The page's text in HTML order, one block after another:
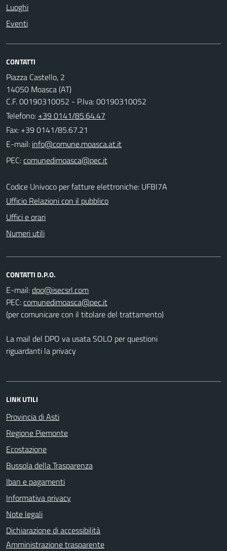
Luoghi
Eventi
CONTATTI
Piazza Castello, 2
14050 Moasca (AT)
C.F. 00190310052 - P.Iva: 00190310052
Telefono: +39 0141/85.64.47
Fax: +39 0141/85.67.21
E-mail:
PEC:
Codice Univoco per fatture elettroniche: UFBI7A
Ufficio Relazioni con il pubblico
Uffici e orari
Numeri utili
CONTATTI D.P.O.
E-mail:
PEC:
(per comunicare con il titolare del trattamento)
La mail del DPO va usata SOLO per questioni
riguardanti la privacy
LINK UTILI
Provincia di Asti
Regione Piemonte
Ecostazione
Bussola della Trasparenza
Iban e pagamenti
Informativa privacy
Note legali
Dichiarazione di accessibilità
Amministrazione trasparente